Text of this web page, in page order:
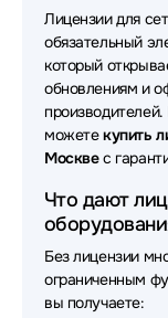
Лицензии для
обязательный
который
обновлениям и
можетекупить
Москвес
Что дают
Без лицензии
ограниченным
вы получаете: